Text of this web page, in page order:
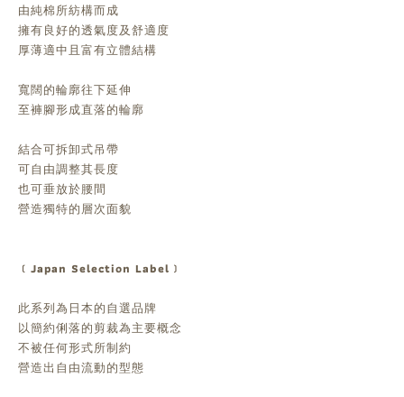
由純棉所紡構而成
擁有良好的透氣度及舒適度
厚薄適中且富有立體結構
寬闊的輪廓往下延伸
至褲腳形成直落的輪廓
結合可拆卸式吊帶
可自由調整其長度
也可垂放於腰間
營造獨特的層次面貌
﹝Japan Selection Label﹞
此系列為日本的自選品牌
以簡約俐落的剪裁為主要概念
不被任何形式所制約
營造出自由流動的型態